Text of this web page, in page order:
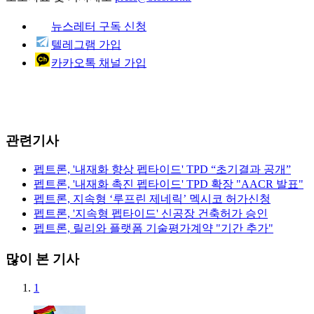
뉴스레터 구독 신청
텔레그램 가입
카카오톡 채널 가입
관련기사
펩트론, '내재화 향상 펩타이드' TPD “초기결과 공개”
펩트론, '내재화 촉진 펩타이드' TPD 확장 "AACR 발표"
펩트론, 지속형 ‘루프린 제네릭’ 멕시코 허가신청
펩트론, '지속형 펩타이드' 신공장 건축허가 승인
펩트론, 릴리와 플랫폼 기술평가계약 "기간 추가"
많이 본 기사
1